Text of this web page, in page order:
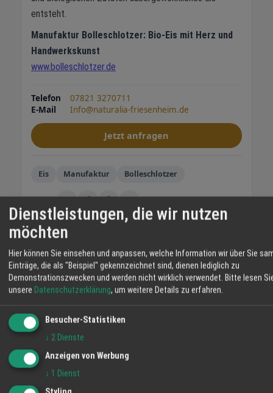
entsteht.
Manufaktur Bolleschlotzer: Bio-Eis mit Herz und
Handwerkskunst
www.bolleschlotzer.de
Telefon
07821 3270711
E-Mail
Info@naturalia-friesenheim.de
Jetzt anfragen
Eis Manufaktur Bolleschlotzer
Regionalwert Biomarkt Naturalia
GmbH
Unser schöner Biomarkt liegt im Herzen von
Friesenheim zwischen Lahr und Offenburg.
leckeren und gesunden Bio-Lebensmitteln,
vieles davon direkt von
unseren landwirtschaftlichen Partnern hier
Käsetheke der Ortenau und viele ausgesuchte
WEITERE ANGEBOTE
Ice crusher
Dienstleistungen, die wir nutzen
möchten
Hier können Sie einsehen und anpassen, welche Information wir über Sie
Einträge, die als "Beispiel" gekennzeichnet sind, dienen lediglich zu
Demonstrationszwecken und werden nicht wirklich verwendet. Bitte lesen
unsere Datenschutzerklärung, um weitere Details zu erfahren.
Besucher-Statistiken
↓ 2 Dienste
Anzeigen von Werbung
↓ 1 Dienst